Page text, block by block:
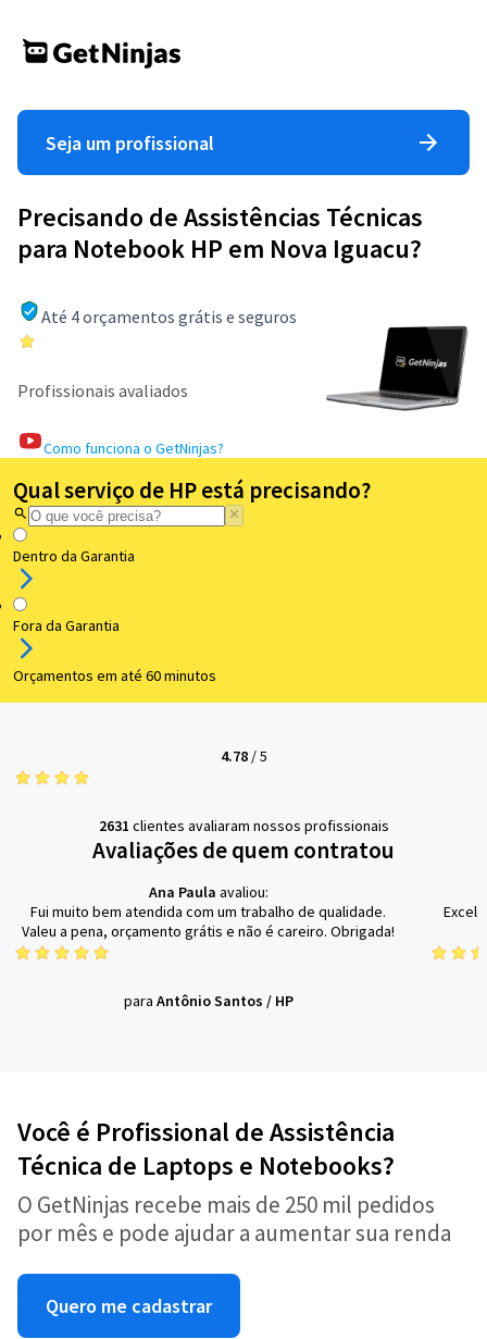
Seja um profissional
Precisando de Assistências Técnicas
para Notebook HP em Nova Iguacu?
Até 4 orçamentos grátis e seguros
Profissionais avaliados
Como funciona o GetNinjas?
Qual serviço de HP está precisando?
Dentro da Garantia
Fora da Garantia
Orçamentos em até 60 minutos
4.78/5
2631 clientes avaliaram nossos profissionais
Avaliações de quem contratou
Ana Paula avaliou:
Fui muito bem atendida com um trabalho de qualidade.
Valeu a pena, orçamento grátis e não é careiro. Obrigada!
para Antônio Santos / HP
Você é Profissional de Assistência
Técnica de Laptops e Notebooks?
O GetNinjas recebe mais de 250 mil pedidos
por mês e pode ajudar a aumentar sua renda
Quero me cadastrar